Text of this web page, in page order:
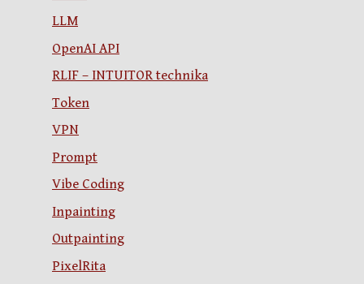
LLM
OpenAI API
RLIF – INTUITOR technika
Token
VPN
Prompt
Vibe Coding
Inpainting
Outpainting
PixelRita